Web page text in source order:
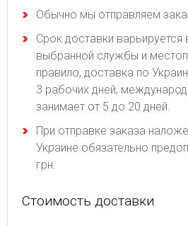
Обычно мы отправляем
Срок доставки варьируется
выбранной службы и
правило, доставка по
3 рабочих дней,
занимает от 5 до 20 дней.
При отправке заказа
Украине обязательно
грн.
Стоимость доставки